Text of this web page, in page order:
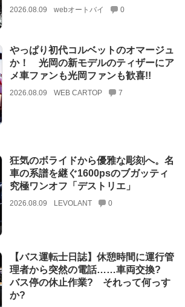
2026.08.09 webオートバイ 0
やっぱり初代コルベットのオマージュ
か！ 光岡の新モデルのティザーにア
メ車ファンも光岡ファンも歓喜!!
2026.08.09 WEB CARTOP 7
狂気のボライドから優雅な彫刻へ。名
車の系譜を継ぐ1600psのブガッティ
究極ワンオフ「デストリエ」
2026.08.09 LEVOLANT 0
【バス運転士日誌】休憩時間に運行管
理者から突然の電話……車両交換?
バス停の休止作業? それって何っす
か?